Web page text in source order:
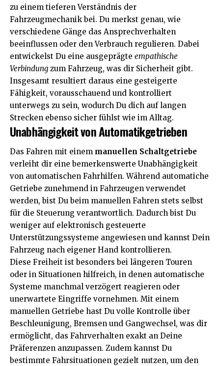
zu einem tieferen Verständnis der
Fahrzeugmechanik bei. Du merkst genau, wie
verschiedene Gänge das Ansprechverhalten
beeinflussen oder den Verbrauch regulieren. Dabei
entwickelst Du eine ausgeprägte empathische
Verbindung zum Fahrzeug, was dir Sicherheit gibt.
Insgesamt resultiert daraus eine gesteigerte
Fähigkeit, vorausschauend und kontrolliert
unterwegs zu sein, wodurch Du dich auf langen
Strecken ebenso sicher fühlst wie im Alltag.
Unabhängigkeit von Automatikgetrieben
Das Fahren mit einem manuellen Schaltgetriebe
verleiht dir eine bemerkenswerte Unabhängigkeit
von automatischen Fahrhilfen. Während automatiche
Getriebe zunehmend in Fahrzeugen verwendet
werden, bist Du beim manuellen Fahren stets selbst
für die Steuerung verantwortlich. Dadurch bist Du
weniger auf elektronisch gesteuerte
Unterstützungssysteme angewiesen und kannst Dein
Fahrzeug nach eigener Hand kontrollieren.
Diese Freiheit ist besonders bei längeren Touren
oder in Situationen hilfreich, in denen automatische
Systeme manchmal verzögert reagieren oder
unerwartete Eingriffe vornehmen. Mit einem
manuellen Getriebe hast Du volle Kontrolle über
Beschleunigung, Bremsen und Gangwechsel, was dir
ermöglicht, das Fahrverhalten exakt an Deine
Präferenzen anzupassen. Zudem kannst Du
bestimmte Fahrsituationen gezielt nutzen, um den